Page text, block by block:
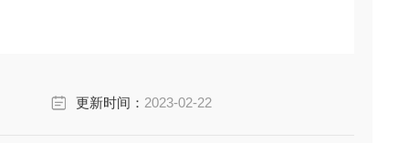
更新时间： 2023-02-22